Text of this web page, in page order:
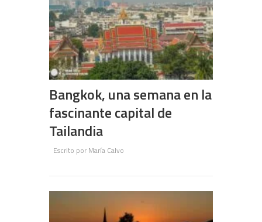
Bangkok, una semana en la
fascinante capital de
Tailandia
Escrito por María Calvo